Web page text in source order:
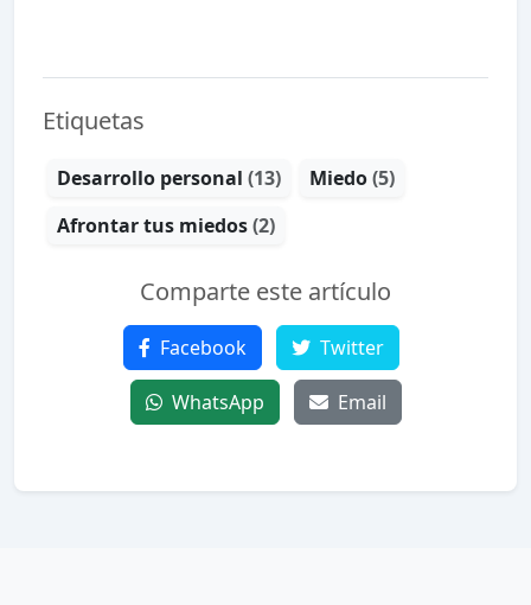
Etiquetas
Desarrollo personal (13) Miedo(5)
Afrontar tus miedos(2)
Comparte este artículo
Facebook Twitter
WhatsApp Email